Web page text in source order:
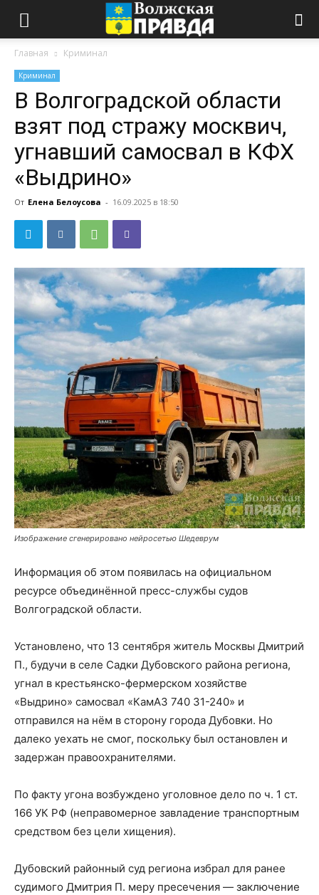
Главная Криминал
Криминал
В Волгоградской области
взят под стражу москвич,
угнавший самосвал в КФХ
«Выдрино»
От Елена Белоусова - 16.09.2025 в 18:50
Изображение сгенерировано нейросетью Шедеврум
Информация об этом появилась на официальном
ресурсе объединённой пресс-службы судов
Волгоградской области.
Установлено, что 13 сентября житель Москвы Дмитрий
П., будучи в селе Садки Дубовского района региона,
угнал в крестьянско-фермерском хозяйстве
«Выдрино» самосвал «КамАЗ 740 31-240» и
отправился на нём в сторону города Дубовки. Но
далеко уехать не смог, поскольку был остановлен и
задержан правоохранителями.
По факту угона возбуждено уголовное дело по ч. 1 ст.
166 УК РФ (неправомерное завладение транспортным
средством без цели хищения).
Дубовский районный суд региона избрал для ранее
судимого Дмитрия П. меру пресечения — заключение